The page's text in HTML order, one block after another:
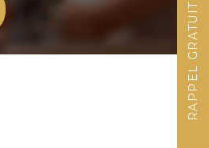
RAPPEL GRATUIT
Acceptation
Quel code est